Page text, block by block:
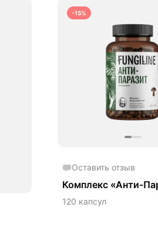
-15%
Оставить отзыв
Комплекс «Анти-
120 капсул